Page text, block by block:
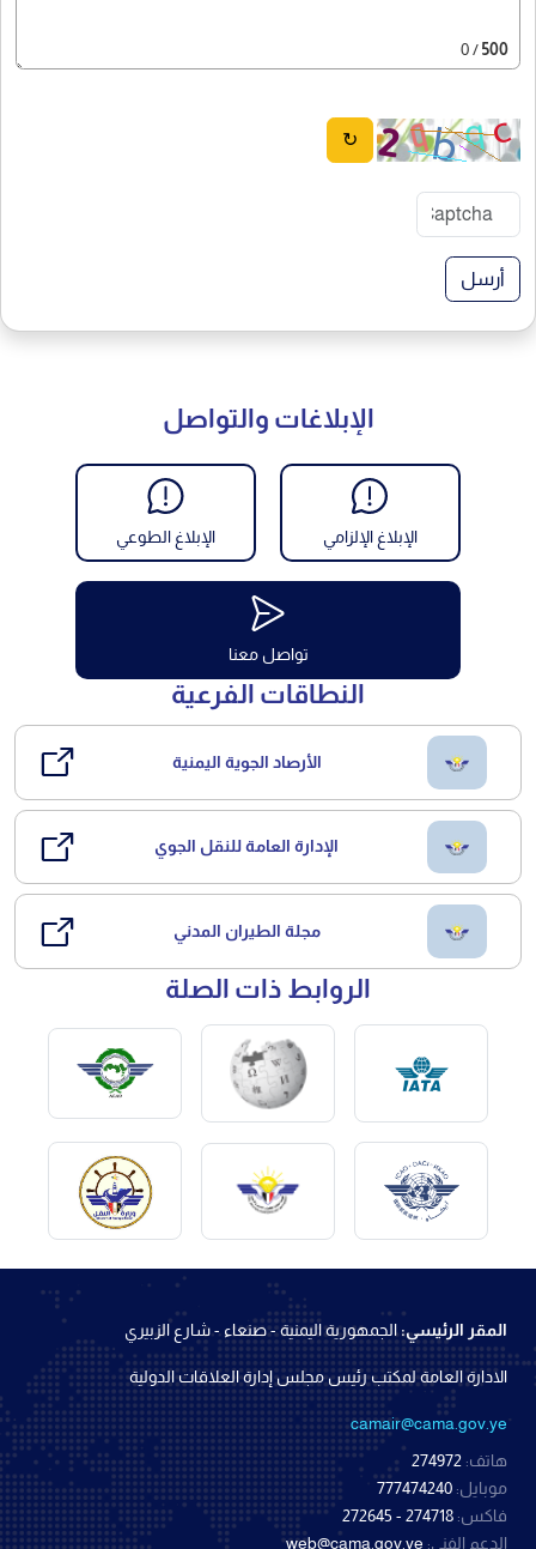
500
/ 0
↻
أرسل
الإبلاغات والتواصل
الإبلاغ الإلزامي الإبلاغ الطوعي
تواصل معنا
النطاقات الفرعية
الأرصاد الجوية اليمنية
الإدارة العامة للنقل الجوي
مجلة الطيران المدني
الروابط ذات الصلة
المقر الرئيسي:الجمهورية اليمنية - صنعاء - شارع الزبيري
الادارة العامة لمكتب رئيس مجلس إدارة العلاقات الدولية
camair@cama.gov.ye
هاتف: 274972
موبايل: 777474240
فاكس: 274718 - 272645
الدعم الفني: web@cama.gov.ye